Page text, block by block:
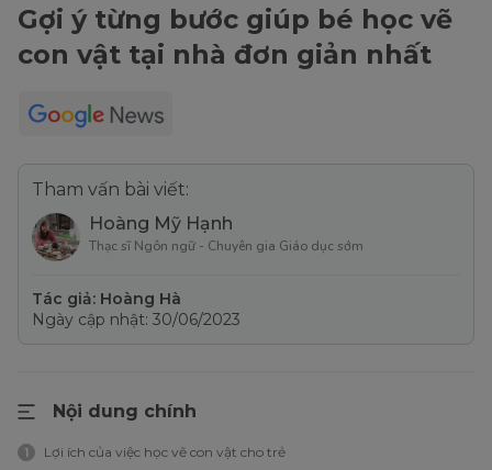
Gợi ý từng bước giúp bé học vẽ
con vật tại nhà đơn giản nhất
Tham vấn bài viết:
Hoàng Mỹ Hạnh
Thạc sĩ Ngôn ngữ - Chuyên gia Giáo dục sớm
Tác giả: Hoàng Hà
Ngày cập nhật: 30/06/2023
Nội dung chính
1 Lợi ích của việc học vẽ con vật cho trẻ